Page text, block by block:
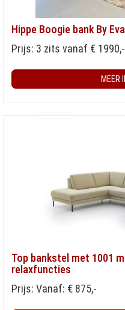
Hippe Boogie bank By
Prijs: 3 zits vanaf € 1990,-
MEER
Top bankstel met 1001
relaxfuncties
Prijs: Vanaf: € 875,-